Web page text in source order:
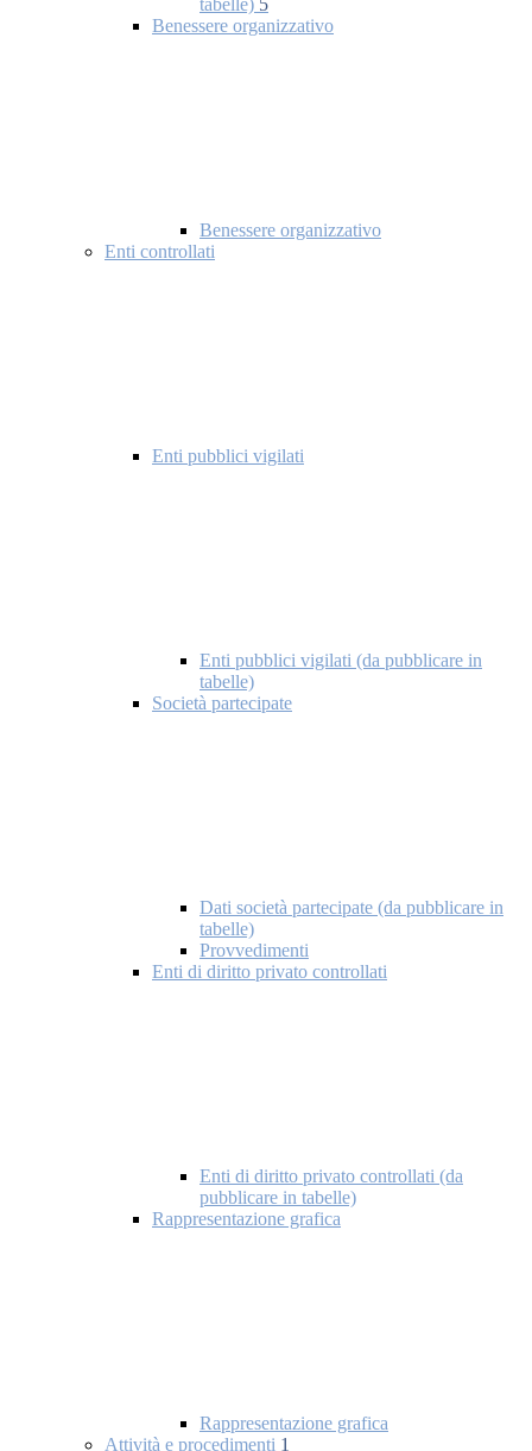
tabelle) 5
Benessere organizzativo
Benessere organizzativo
Enti controllati
Enti pubblici vigilati
Enti pubblici vigilati (da pubblicare in
tabelle)
Società partecipate
Dati società partecipate (da pubblicare in
tabelle)
Provvedimenti
Enti di diritto privato controllati
Enti di diritto privato controllati (da
pubblicare in tabelle)
Rappresentazione grafica
Rappresentazione grafica
Attività e procedimenti 1